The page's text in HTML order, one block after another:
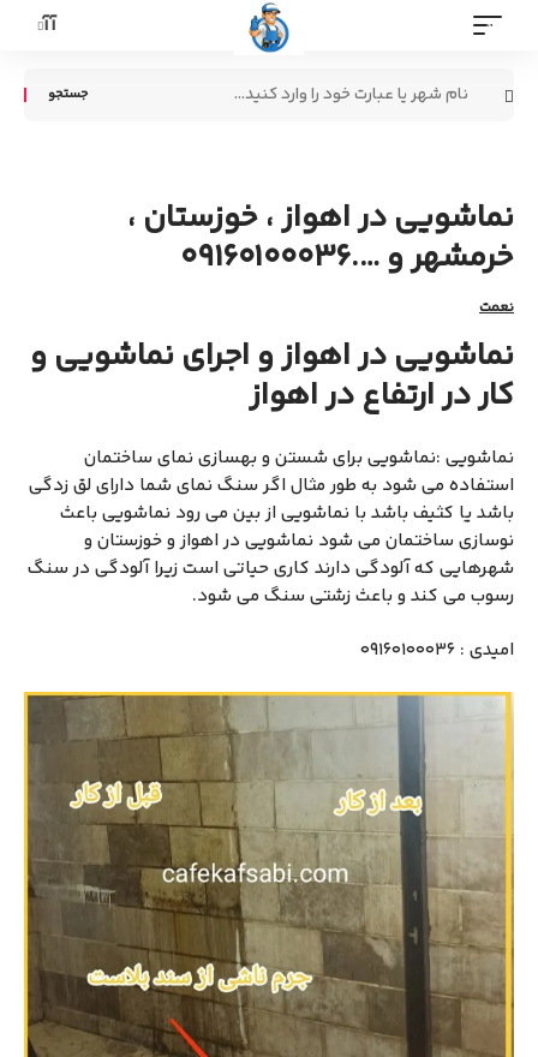
تغییر
فونت
آآ
جستجو
نماشویی در اهواز ، خوزستان ،
خرمشهر و ….09160100036
نعمت
نماشویی در اهواز و اجرای نماشویی و
کار در ارتفاع در اهواز
نماشویی :نماشویی برای شستن و بهسازی نمای ساختمان
استفاده می شود به طور مثال اگر سنگ نمای شما دارای لق زدگی
باشد یا کثیف باشد با نماشویی از بین می رود نماشویی باعث
نوسازی ساختمان می شود نماشویی در اهواز و خوزستان و
شهرهایی که آلودگی دارند کاری حیاتی است زیرا آلودگی در سنگ
رسوب می کند و باعث زشتی سنگ می شود.
امیدی : 09160100036
MENU